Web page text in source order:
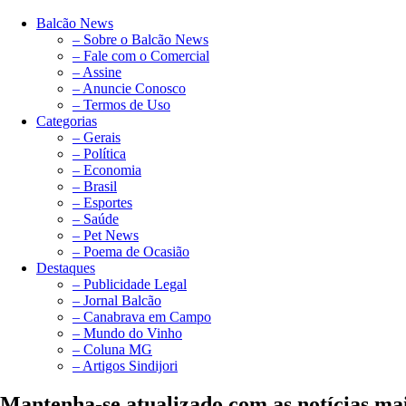
Balcão News
– Sobre o Balcão News
– Fale com o Comercial
– Assine
– Anuncie Conosco
– Termos de Uso
Categorias
– Gerais
– Política
– Economia
– Brasil
– Esportes
– Saúde
– Pet News
– Poema de Ocasião
Destaques
– Publicidade Legal
– Jornal Balcão
– Canabrava em Campo
– Mundo do Vinho
– Coluna MG
– Artigos Sindijori